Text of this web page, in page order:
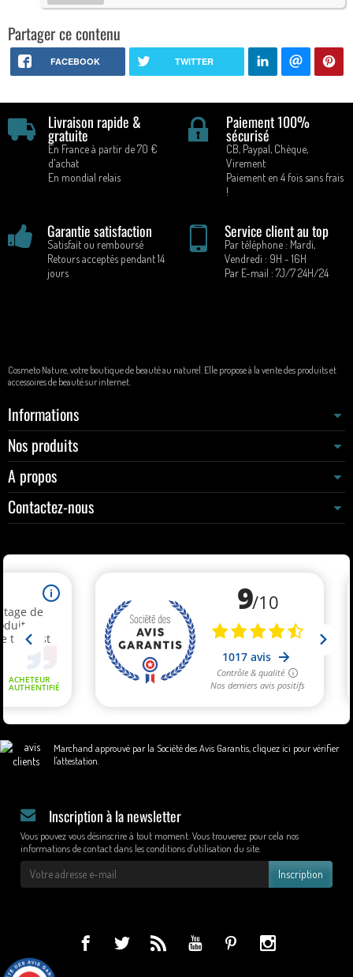
Partager ce contenu
FACEBOOK TWITTER
Livraison rapide &
gratuite
En France à partir de 70 €
d'achat
En mondial relais
Paiement 100%
sécurisé
CB, Paypal, Chèque,
Virement
Paiement en 4 fois sans frais
!
Garantie satisfaction
Satisfait ou remboursé
Retours acceptés pendant 14
jours
Service client au top
Par téléphone : Mardi,
Vendredi : 9H - 16H
Par E-mail : 7J/7 24H/24
Cosmeto Nature, votre boutique de beauté au naturel. Elle propose à la vente des produits et
accessoires de beauté sur internet.
Informations
Nos produits
A propos
Contactez-nous
Marchand approuvé par la Société des Avis Garantis, cliquez ici pour vérifier
l'attestation
Inscription à la newsletter
Vous pouvez vous désinscrire à tout moment. Vous trouverez pour cela nos
informations de contact dans les conditions d'utilisation du site.
Inscription